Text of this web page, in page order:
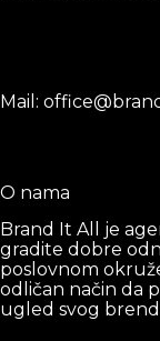
Mail:
O nama
Brand It All je
gradite dobre
poslovnom
odličan način da
ugled svog